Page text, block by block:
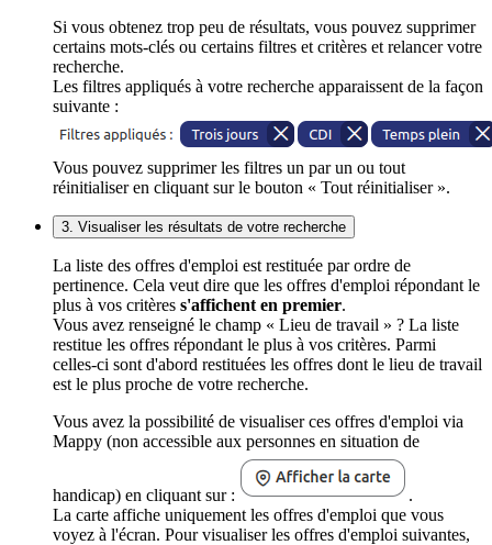
Si vous obtenez trop peu de résultats, vous pouvez supprimer
certains mots-clés ou certains filtres et critères et relancer votre
recherche.
Les filtres appliqués à votre recherche apparaissent de la façon
suivante :
Vous pouvez supprimer les filtres un par un ou tout
réinitialiser en cliquant sur le bouton « Tout réinitialiser ».
3. Visualiser les résultats de votre recherche
La liste des offres d'emploi est restituée par ordre de
pertinence. Cela veut dire que les offres d'emploi répondant le
plus à vos critères s'affichent en premier.
Vous avez renseigné le champ « Lieu de travail » ? La liste
restitue les offres répondant le plus à vos critères. Parmi
celles-ci sont d'abord restituées les offres dont le lieu de travail
est le plus proche de votre recherche.
Vous avez la possibilité de visualiser ces offres d'emploi via
Mappy (non accessible aux personnes en situation de
handicap) en cliquant sur :
.
La carte affiche uniquement les offres d'emploi que vous
voyez à l'écran. Pour visualiser les offres d'emploi suivantes,